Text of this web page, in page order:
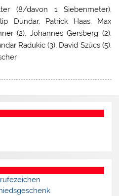
(8/davon 1 Siebenmeter),
Dündar, Patrick Haas, Max
(2), Johannes Gersberg (2),
Radukic (3), David Szücs (5),